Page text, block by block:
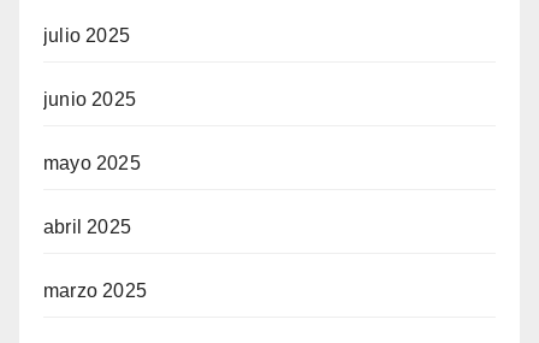
julio 2025
junio 2025
mayo 2025
abril 2025
marzo 2025